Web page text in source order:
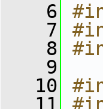
    6
    7
    8
    9
   10
   11